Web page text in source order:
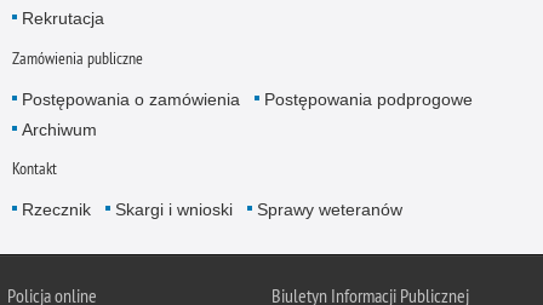
Rekrutacja
Zamówienia publiczne
Postępowania o zamówienia
Postępowania podprogowe
Archiwum
Kontakt
Rzecznik Skargi i wnioski Sprawy weteranów
Policjaonline Biuletyn Informacji Publicznej